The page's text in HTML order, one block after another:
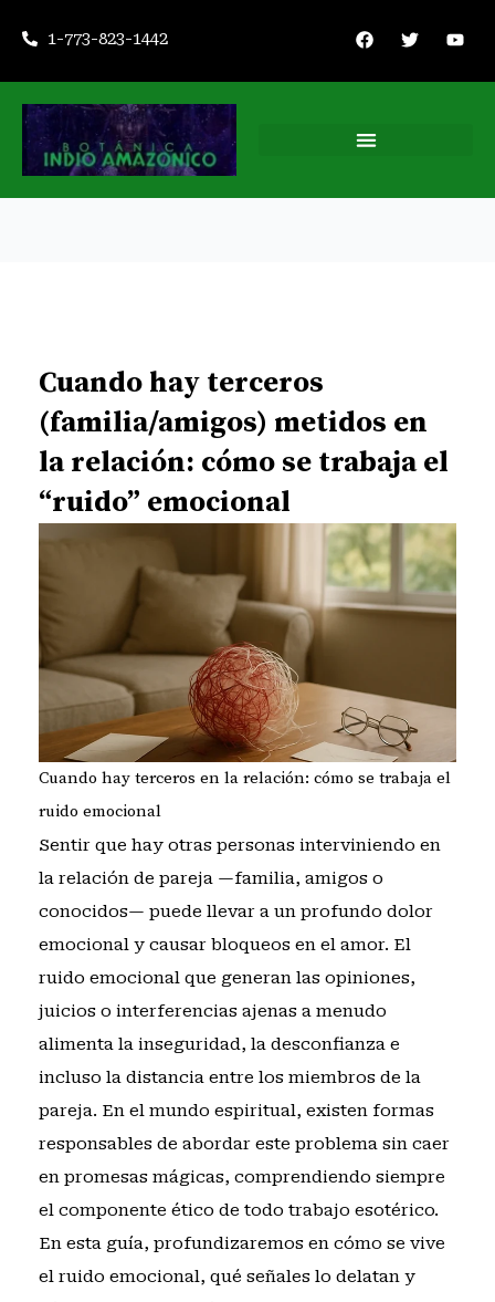
contenido
1-773-823-1442
F
a
e
o
k
T
w
t
Y
o
t
Cuando hay terceros
(familia/amigos) metidos en
la relación: cómo se trabaja el
“ruido” emocional
Cuando hay terceros en la relación: cómo se trabaja el
ruido emocional
Sentir que hay otras personas interviniendo en
la relación de pareja —familia, amigos o
conocidos— puede llevar a un profundo dolor
emocional y causar bloqueos en el amor. El
ruido emocional que generan las opiniones,
juicios o interferencias ajenas a menudo
alimenta la inseguridad, la desconfianza e
incluso la distancia entre los miembros de la
pareja. En el mundo espiritual, existen formas
responsables de abordar este problema sin caer
en promesas mágicas, comprendiendo siempre
el componente ético de todo trabajo esotérico.
En esta guía, profundizaremos en cómo se vive
el ruido emocional, qué señales lo delatan y